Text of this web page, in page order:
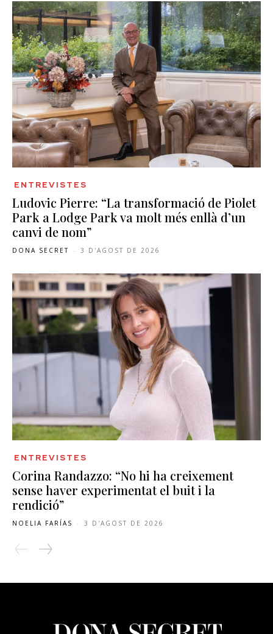
ENTREVISTES
Ludovic Pierre: “La transformació de Piolet
Park a Lodge Park va molt més enllà d’un
canvi de nom”
DONA SECRET - 3 D'AGOST DE 2026
ENTREVISTES
Corina Randazzo: “No hi ha creixement
sense haver experimentat el buit i la
rendició”
NOELIA FARÍAS - 3 D'AGOST DE 2026